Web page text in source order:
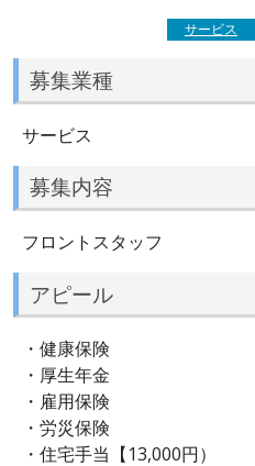
サービス
募集業種
サービス
募集内容
フロントスタッフ
アピール
・健康保険
・厚生年金
・雇用保険
・労災保険
・住宅手当【13,000円）